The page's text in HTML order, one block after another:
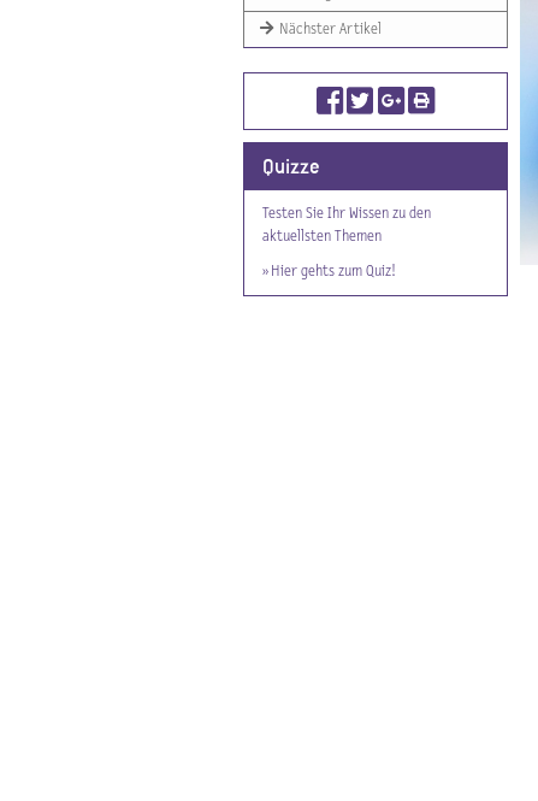
Nächster Artikel
Quizze
Testen Sie Ihr Wissen zu den
aktuellsten Themen
» Hier gehts zum Quiz!